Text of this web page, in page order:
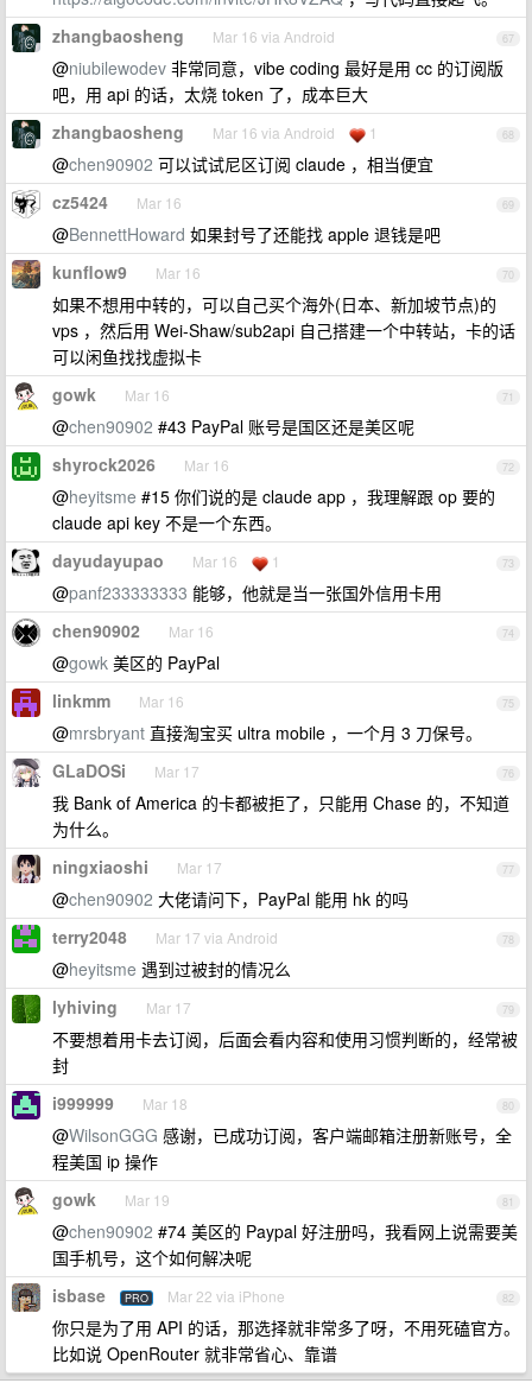
67
zhangbaosheng Mar 16 via Android
@niubilewodev 非常同意，vibe coding 最好是用 cc 的订阅版
吧，用 api 的话，太烧 token 了，成本巨大
68
zhangbaosheng Mar 16 via Android 1
@chen90902 可以试试尼区订阅 claude ，相当便宜
69
cz5424 Mar 16
@BennettHoward 如果封号了还能找 apple 退钱是吧
70
kunflow9 Mar 16
如果不想用中转的，可以自己买个海外(日本、新加坡节点)的
vps ，然后用 Wei-Shaw/sub2api 自己搭建一个中转站，卡的话
可以闲鱼找找虚拟卡
71
gowk Mar 16
@chen90902 #43 PayPal 账号是国区还是美区呢
72
shyrock2026 Mar 16
@heyitsme #15 你们说的是 claude app ，我理解跟 op 要的
claude api key 不是一个东西。
73
dayudayupao Mar 16 1
@panf233333333 能够，他就是当一张国外信用卡用
74
chen90902 Mar 16
@gowk 美区的 PayPal
75
linkmm Mar 16
@mrsbryant 直接淘宝买 ultra mobile ，一个月 3 刀保号。
76
GLaDOSi Mar 17
我 Bank of America 的卡都被拒了，只能用 Chase 的，不知道
为什么。
77
ningxiaoshi Mar 17
@chen90902 大佬请问下，PayPal 能用 hk 的吗
78
terry2048 Mar 17 via Android
@heyitsme 遇到过被封的情况么
79
lyhiving Mar 17
不要想着用卡去订阅，后面会看内容和使用习惯判断的，经常被
封
80
i999999 Mar 18
@WilsonGGG 感谢，已成功订阅，客户端邮箱注册新账号，全
程美国 ip 操作
81
gowk Mar 19
@chen90902 #74 美区的 Paypal 好注册吗，我看网上说需要美
国手机号，这个如何解决呢
82
isbase PRO Mar 22 via iPhone
你只是为了用 API 的话，那选择就非常多了呀，不用死磕官方。
比如说 OpenRouter 就非常省心、靠谱